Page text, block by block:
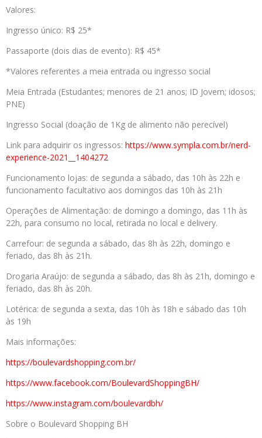
Valores:
Ingresso único: R$ 25*
Passaporte (dois dias de evento): R$ 45*
*Valores referentes a meia entrada ou ingresso social
Meia Entrada (Estudantes; menores de 21 anos; ID Jovem; idosos;
PNE)
Ingresso Social (doação de 1Kg de alimento não perecível)
Link para adquirir os ingressos: https://www.sympla.com.br/nerd-
experience-2021__1404272
Funcionamento lojas: de segunda a sábado, das 10h às 22h e
funcionamento facultativo aos domingos das 10h às 21h
Operações de Alimentação: de domingo a domingo, das 11h às
22h, para consumo no local, retirada no local e delivery.
Carrefour: de segunda a sábado, das 8h às 22h, domingo e
feriado, das 8h às 21h.
Drogaria Araújo: de segunda a sábado, das 8h às 21h, domingo e
feriado, das 8h às 20h.
Lotérica: de segunda a sexta, das 10h às 18h e sábado das 10h
às 19h
Mais informações:
https://boulevardshopping.com.br/
https://www.facebook.com/BoulevardShoppingBH/
https://www.instagram.com/boulevardbh/
Sobre o Boulevard Shopping BH